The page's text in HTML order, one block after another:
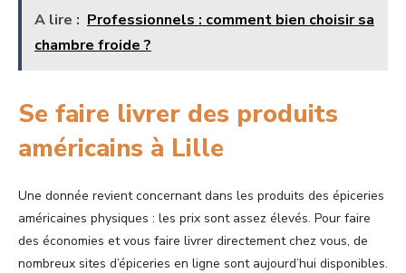
A lire : Professionnels : comment bien choisir sa
chambre froide ?
Se faire livrer des produits
américains à Lille
Une donnée revient concernant dans les produits des épiceries
américaines physiques : les prix sont assez élevés. Pour faire
des économies et vous faire livrer directement chez vous, de
nombreux sites d’épiceries en ligne sont aujourd’hui disponibles.